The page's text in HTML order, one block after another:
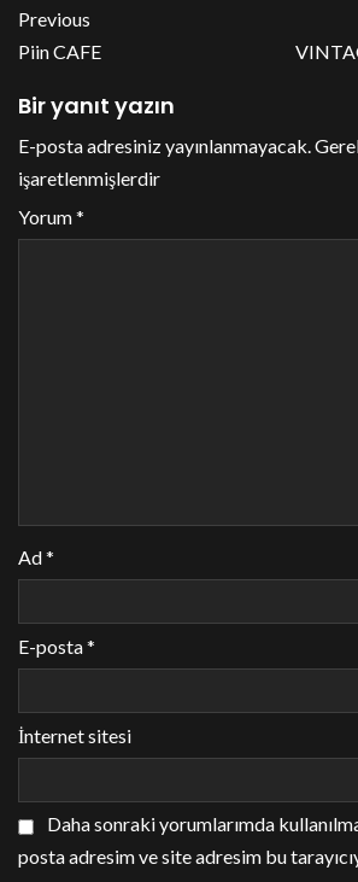
Previous
Piin CAFE
Bir yanıt yazın
E-posta adresiniz yayınlanmayacak.
işaretlenmişlerdir
Yorum*
Ad*
E-posta*
İnternet sitesi
Daha sonraki yorumlarımda
posta adresim ve site adresim bu